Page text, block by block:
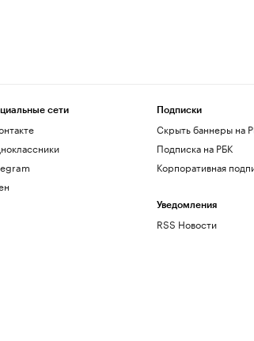
сети Подписки
Скрыть баннеры на
Подписка на РБК
Корпоративная
Уведомления
RSS Новости